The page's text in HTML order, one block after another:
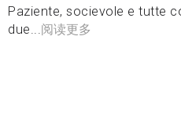
Paziente, socievole e tutte
due...阅读更多